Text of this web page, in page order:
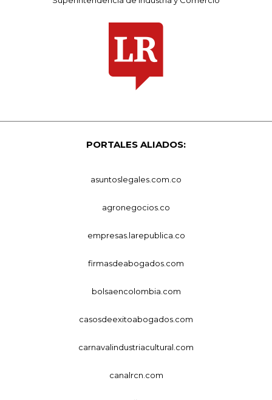
PORTALES ALIADOS:
asuntoslegales.com.co
agronegocios.co
empresas.larepublica.co
firmasdeabogados.com
bolsaencolombia.com
casosdeexitoabogados.com
carnavalindustriacultural.com
canalrcn.com